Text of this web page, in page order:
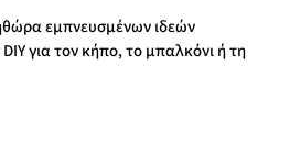
εμπνευσμένων ιδεών
για τον κήπο, το μπαλκόνι ή τη